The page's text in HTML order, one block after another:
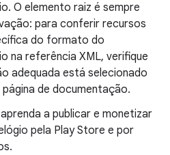
O elemento raiz é sempre
para conferir recursos
do formato do
na referência XML, verifique
adequada está selecionado
de documentação.
a publicar e monetizar
pela Play Store e por